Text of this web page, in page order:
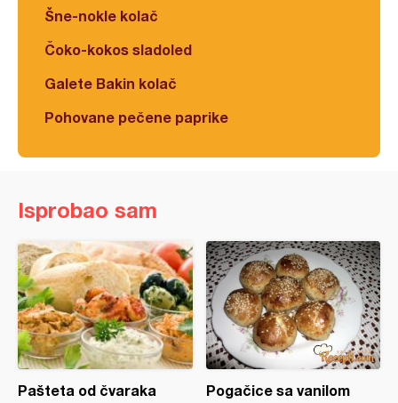
Šne-nokle kolač
Čoko-kokos sladoled
Galete Bakin kolač
Pohovane pečene paprike
Isprobao sam
Pašteta od čvaraka Pogačice sa vanilom